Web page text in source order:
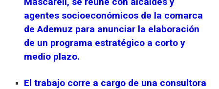
agentes socioeconómicos de la comarca
de Ademuz para anunciar la elaboración
de un programa estratégico a corto y
medio plazo.
El trabajo corre a cargo de una consultora